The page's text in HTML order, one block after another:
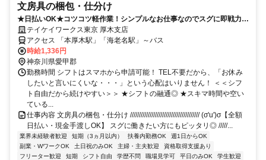
文房具の梱包・仕分け
★日払いOK★コツコツ軽作業！シンプルなお仕事なのでスグに即戦力
に！履歴書不要♪扶養内・Wワークにもオススメ！
テイケイワークス東京 厚木支店
アクセス 「本厚木駅」「海老名駅」～バス
時給1,336円
神奈川県愛甲郡
勤務時間 シフトはスマホから申請可能！ TEL不要だから、「お休み
したいと言いにくいな・・・」という心配はいりません！ ＜＜シフ
ト自由だから続けやすい＞＞ ★シフトの融通◎ ★スキマ時間や空い
ている...
仕事内容 文房具の梱包・仕分け /////////////////////////////////////// (σ'u')σ【全額
日払い・現金手渡しOK】 スグに働きたい方にもピッタリ◎ /////...
業界未経験者歓迎 短期（3ヵ月以内） 扶養内勤務OK
週1日からOK
副業・WワークOK
土日祝のみOK 主婦・主夫歓迎
資格取得支援あり
フリーター歓迎
短期 シフト自由 学歴不問 職場見学可 平日のみOK
学生歓迎